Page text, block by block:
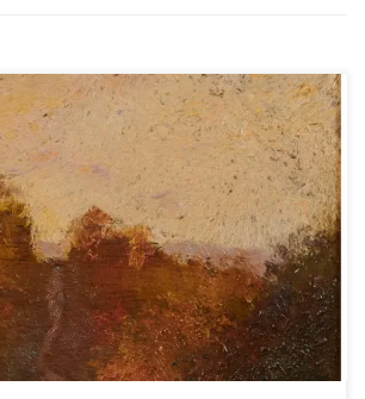
?), 15x15cm Forêt, 15x15cm Meules ?,
la forêt, 15x15cm